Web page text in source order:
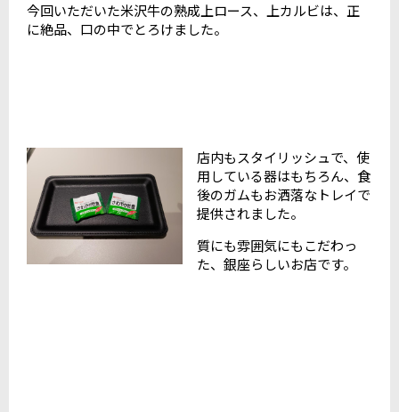
今回いただいた米沢牛の熟成上ロース、上カルビは、正
に絶品、口の中でとろけました。
店内もスタイリッシュで、使
用している器はもちろん、食
後のガムもお洒落なトレイで
提供されました。
質にも雰囲気にもこだわっ
た、銀座らしいお店です。